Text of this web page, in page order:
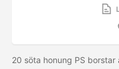
20 söta honung PS